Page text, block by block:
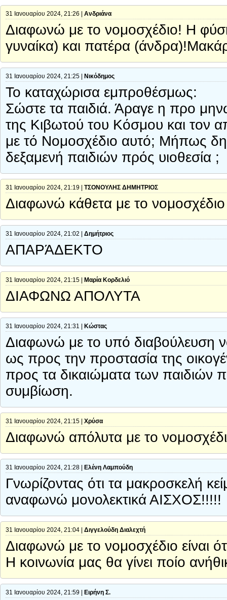
31 Ιανουαρίου 2024, 21:26 | Ανδριάνα
Διαφωνώ με το νομοσχέδιο! Η
γυναίκα) και πατέρα
31 Ιανουαρίου 2024, 21:25 | Νικόδημος
Το καταχώρισα εμπροθέσμως:
Σώστε τα παιδιά. Άραγε η προ
της Κιβωτού του Κόσμου και τον
με τό Νομοσχέδιο αυτό; Μήπως
δεξαμενή παιδιών πρός υιοθεσία ;
31 Ιανουαρίου 2024, 21:19 | ΤΣΟΝΟΥΛΗΣ ΔΗΜΗΤΡΙΟΣ
Διαφωνώ κάθετα με το
31 Ιανουαρίου 2024, 21:02 | Δημήτριος
ΑΠΑΡΆΔΕΚΤΟ
31 Ιανουαρίου 2024, 21:15 | Μαρία Κορδελιό
ΔΙΑΦΩΝΩ ΑΠΟΛΥΤΑ
31 Ιανουαρίου 2024, 21:31 | Κώστας
Διαφωνώ με το υπό διαβούλευση
ως προς την προστασία της
προς τα δικαιώματα των παιδιών
συμβίωση.
31 Ιανουαρίου 2024, 21:15 | Χρύσα
Διαφωνώ απόλυτα με το
31 Ιανουαρίου 2024, 21:28 | Ελένη Λαμπούδη
Γνωρίζοντας ότι τα μακροσκελή
αναφωνώ μονολεκτικά ΑΙΣΧΟΣ!!!!!
31 Ιανουαρίου 2024, 21:04 | Διγγελούδη Διαλεχτή
Διαφωνώ με το νομοσχέδιο είναι
Η κοινωνία μας θα γίνει ποίο
31 Ιανουαρίου 2024, 21:59 | Ειρήνη Σ.